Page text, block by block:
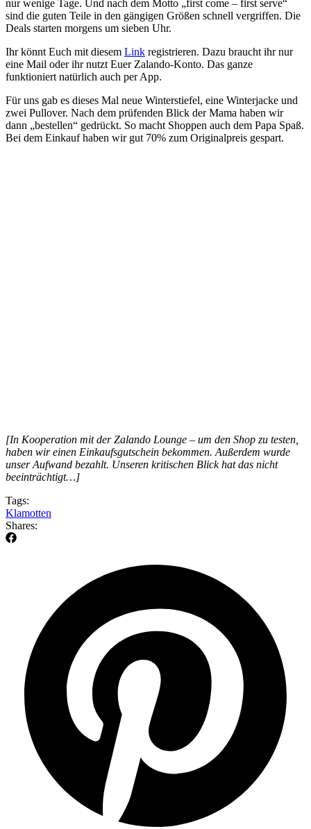
nur wenige Tage. Und nach dem Motto „first come – first serve“
sind die guten Teile in den gängigen Größen schnell vergriffen. Die
Deals starten morgens um sieben Uhr.
Ihr könnt Euch mit diesem Link registrieren. Dazu braucht ihr nur
eine Mail oder ihr nutzt Euer Zalando-Konto. Das ganze
funktioniert natürlich auch per App.
Für uns gab es dieses Mal neue Winterstiefel, eine Winterjacke und
zwei Pullover. Nach dem prüfenden Blick der Mama haben wir
dann „bestellen“ gedrückt. So macht Shoppen auch dem Papa Spaß.
Bei dem Einkauf haben wir gut 70% zum Originalpreis gespart.
[In Kooperation mit der Zalando Lounge – um den Shop zu testen,
haben wir einen Einkaufsgutschein bekommen. Außerdem wurde
unser Aufwand bezahlt. Unseren kritischen Blick hat das nicht
beeinträchtigt…]
Tags:
Klamotten
Shares: